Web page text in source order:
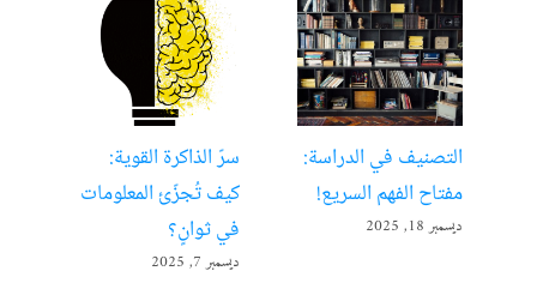
التصنيف في الدراسة:
مفتاح الفهم السريع!
ديسمبر 18, 2025
سرّ الذاكرة القوية:
كيف تُجزّئ المعلومات
في ثوانٍ؟
ديسمبر 7, 2025